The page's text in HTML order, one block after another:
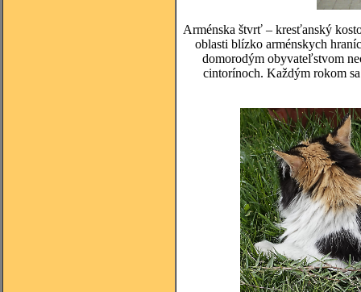
Arménska štvrť – kresťanský
oblasti blízko arménskych
domorodým obyvateľstvom
cintorínoch. Každým rokom